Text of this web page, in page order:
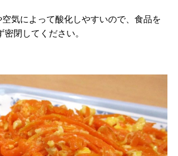
気によって酸化しやすいので、食品を
閉してください。